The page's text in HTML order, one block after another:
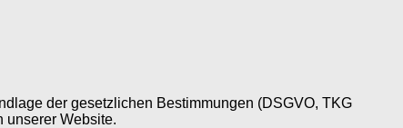
der gesetzlichen Bestimmungen (DSGVO, TKG
unserer Website.